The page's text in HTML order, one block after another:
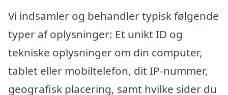
Vi indsamler og behandler typisk følgende
typer af oplysninger: Et unikt ID og
tekniske oplysninger om din computer,
tablet eller mobiltelefon, dit IP-nummer,
geografisk placering, samt hvilke sider du